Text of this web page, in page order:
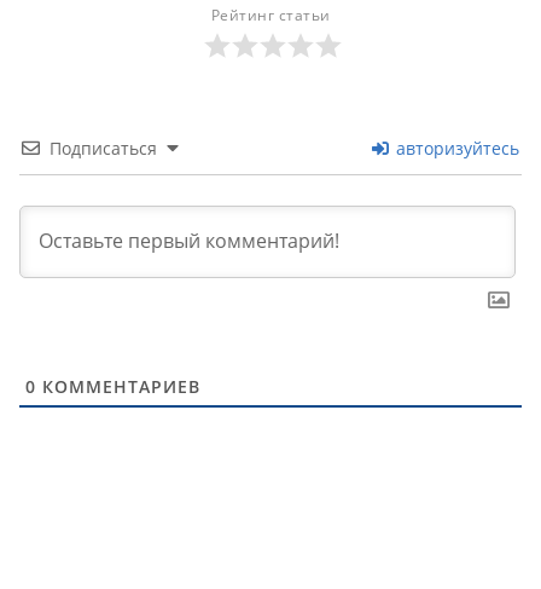
Рейтинг статьи
Подписаться авторизуйтесь
0 КОММЕНТАРИЕВ